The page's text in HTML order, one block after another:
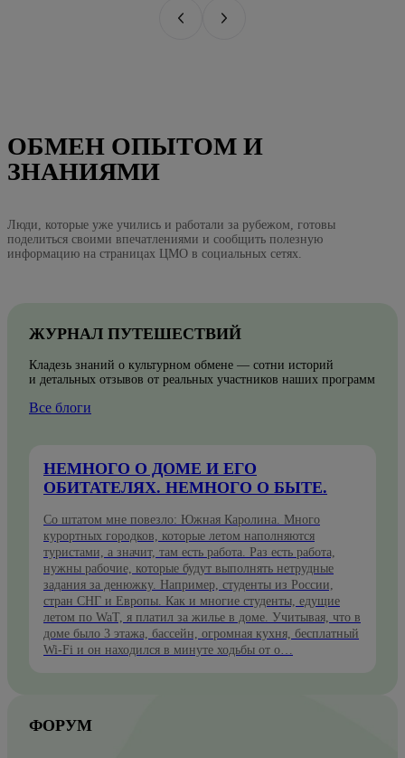
ОБМЕН ОПЫТОМ И
ЗНАНИЯМИ
Люди, которые уже учились и работали за рубежом, готовы
поделиться своими впечатлениями и сообщить полезную
информацию на страницах ЦМО в социальных сетях.
ЖУРНАЛ ПУТЕШЕСТВИЙ
Кладезь знаний о культурном обмене — сотни историй
и детальных отзывов от реальных участников наших программ
Все блоги
НЕМНОГО О ДОМЕ И ЕГО
ОБИТАТЕЛЯХ. НЕМНОГО О БЫТЕ.
Со штатом мне повезло: Южная Каролина. Много
курортных городков, которые летом наполняются
туристами, а значит, там есть работа. Раз есть работа,
нужны рабочие, которые будут выполнять нетрудные
задания за денюжку. Например, студенты из России,
стран СНГ и Европы. Как и многие студенты, едущие
летом по WaT, я платил за жилье в доме. Учитывая, что в
доме было 3 этажа, бассейн, огромная кухня, бесплатный
Wi-Fi и он находился в минуте ходьбы от о…
ФОРУМ